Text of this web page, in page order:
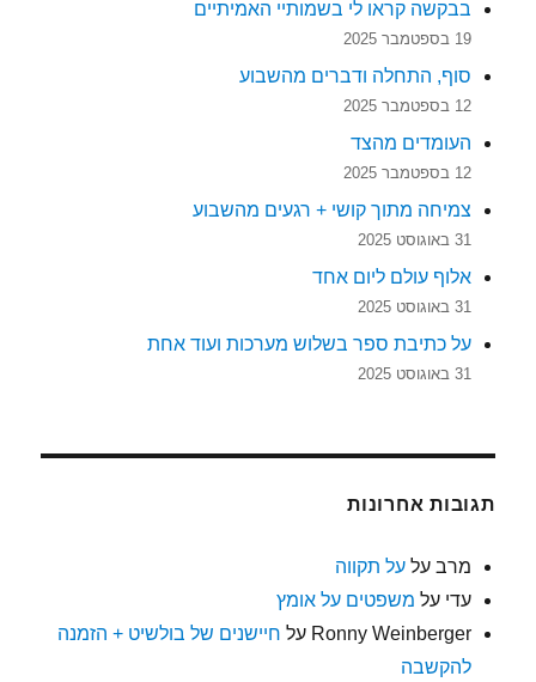
בבקשה קראו לי בשמותיי האמיתיים
19 בספטמבר 2025
סוף, התחלה ודברים מהשבוע
12 בספטמבר 2025
העומדים מהצד
12 בספטמבר 2025
צמיחה מתוך קושי + רגעים מהשבוע
31 באוגוסט 2025
אלוף עולם ליום אחד
31 באוגוסט 2025
על כתיבת ספר בשלוש מערכות ועוד אחת
31 באוגוסט 2025
תגובות אחרונות
מרב עלעל תקווה
עדי על משפטים על אומץ
Ronny Weinberger על חיישנים של בולשיט + הזמנה
להקשבה